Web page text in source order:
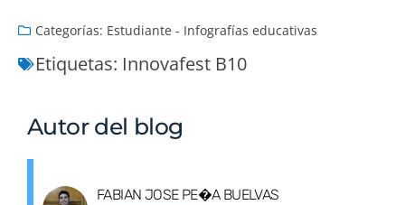
Categorías: Estudiante - Infografías educativas
Etiquetas: Innovafest B10
Autor del blog
FABIAN JOSE PE�A BUELVAS